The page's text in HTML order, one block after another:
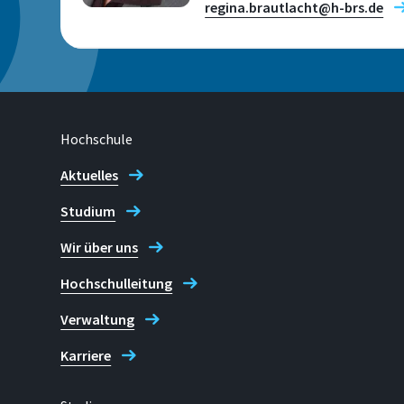
regina.brautlacht@h-brs.de
Sprachenzentrum
Raum
E 003
Hochschule
Aktuelles
Studium
Wir über uns
Hochschulleitung
Verwaltung
Karriere